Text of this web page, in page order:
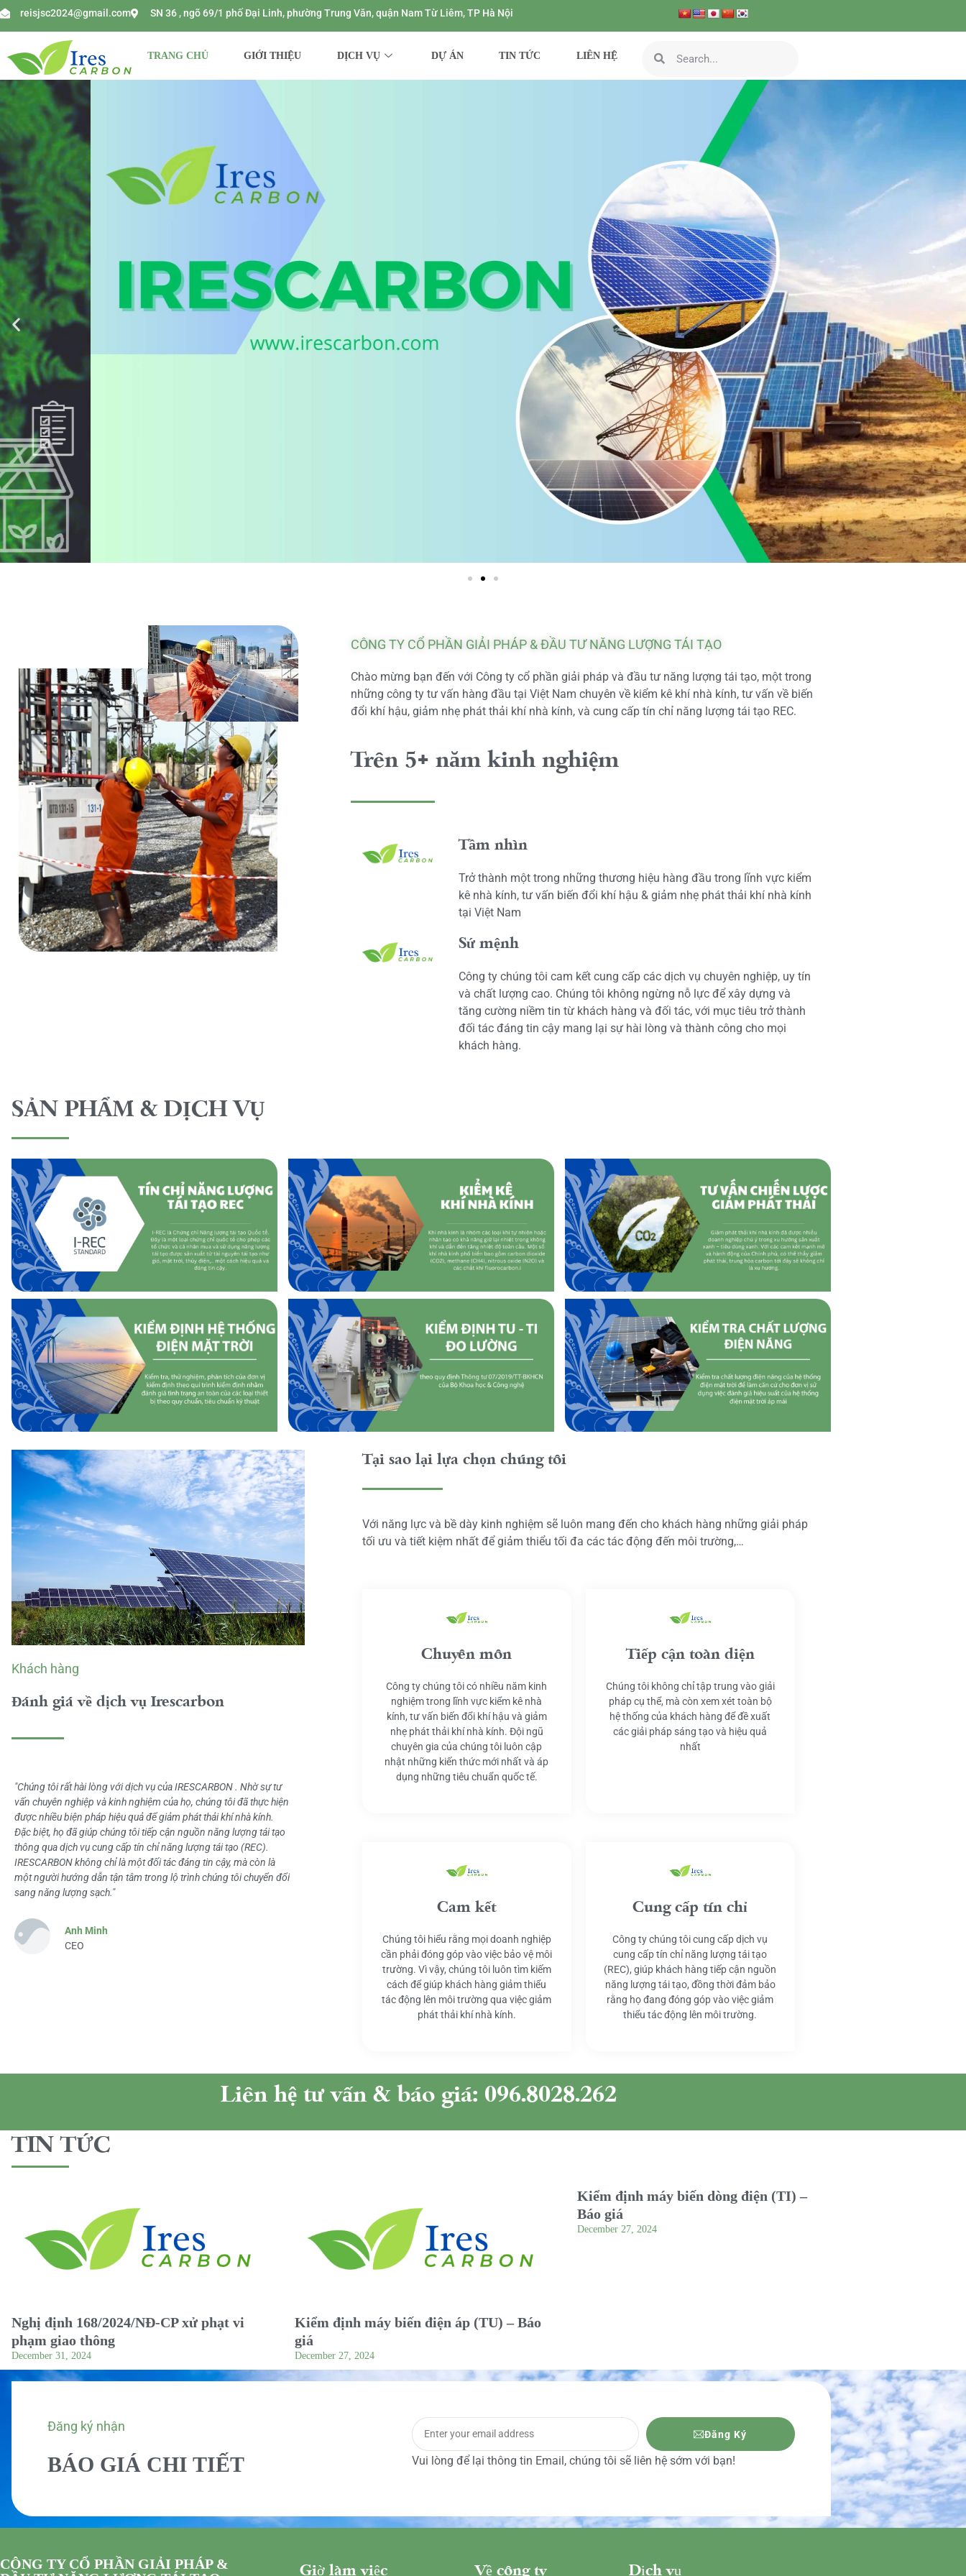
reisjsc2024@gmail.com SN 36 , ngõ 69/1 phố Đại Linh, phường Trung Văn, quận Nam Từ Liêm, TP Hà Nội
TRANG CHỦ GIỚI THIỆU DỊCH VỤ DỰ ÁN TIN TỨC LIÊN HỆ
CÔNG TY CỔ PHẦN GIẢI PHÁP & ĐẦU TƯ NĂNG LƯỢNG TÁI TẠO
Chào mừng bạn đến với Công ty cổ phần giải pháp và đầu tư năng lượng tái tạo, một trong
những công ty tư vấn hàng đầu tại Việt Nam chuyên về kiểm kê khí nhà kính, tư vấn về biến
đổi khí hậu, giảm nhẹ phát thải khí nhà kính, và cung cấp tín chỉ năng lượng tái tạo REC.
Trên 5+ năm kinh nghiệm
Tầm nhìn
Trở thành một trong những thương hiệu hàng đầu trong lĩnh vực kiểm
kê nhà kính, tư vấn biến đổi khí hậu & giảm nhẹ phát thải khí nhà kính
tại Việt Nam
Sứ mệnh
Công ty chúng tôi cam kết cung cấp các dịch vụ chuyên nghiệp, uy tín
và chất lượng cao. Chúng tôi không ngừng nỗ lực để xây dựng và
tăng cường niềm tin từ khách hàng và đối tác, với mục tiêu trở thành
đối tác đáng tin cậy mang lại sự hài lòng và thành công cho mọi
khách hàng.
SẢN PHẨM & DỊCH VỤ
Khách hàng
Đánh giá về dịch vụ Irescarbon
"Chúng tôi rất hài lòng với dịch vụ của IRESCARBON . Nhờ sự tư
vấn chuyên nghiệp và kinh nghiệm của họ, chúng tôi đã thực hiện
được nhiều biện pháp hiệu quả để giảm phát thải khí nhà kính.
Đặc biệt, họ đã giúp chúng tôi tiếp cận nguồn năng lượng tái tạo
thông qua dịch vụ cung cấp tín chỉ năng lượng tái tạo (REC).
IRESCARBON không chỉ là một đối tác đáng tin cậy, mà còn là
một người hướng dẫn tận tâm trong lộ trình chúng tôi chuyển đổi
sang năng lượng sạch."
Anh Minh
CEO
Tại sao lại lựa chọn chúng tôi
Với năng lực và bề dày kinh nghiệm sẽ luôn mang đến cho khách hàng những giải pháp
tối ưu và tiết kiệm nhất để giảm thiểu tối đa các tác động đến môi trường,…
Chuyên môn
Công ty chúng tôi có nhiều năm kinh
nghiệm trong lĩnh vực kiểm kê nhà
kính, tư vấn biến đổi khí hậu và giảm
nhẹ phát thải khí nhà kính. Đội ngũ
chuyên gia của chúng tôi luôn cập
nhật những kiến thức mới nhất và áp
dụng những tiêu chuẩn quốc tế.
Tiếp cận toàn diện
Chúng tôi không chỉ tập trung vào giải
pháp cụ thể, mà còn xem xét toàn bộ
hệ thống của khách hàng để đề xuất
các giải pháp sáng tạo và hiệu quả
nhất
Cam kết
Chúng tôi hiểu rằng mọi doanh nghiệp
cần phải đóng góp vào việc bảo vệ môi
trường. Vì vậy, chúng tôi luôn tìm kiếm
cách để giúp khách hàng giảm thiểu
tác động lên môi trường qua việc giảm
phát thải khí nhà kính.
Cung cấp tín chỉ
Công ty chúng tôi cung cấp dịch vụ
cung cấp tín chỉ năng lượng tái tạo
(REC), giúp khách hàng tiếp cận nguồn
năng lượng tái tạo, đồng thời đảm bảo
rằng họ đang đóng góp vào việc giảm
thiểu tác động lên môi trường.
Liên hệ tư vấn & báo giá: 096.8028.262
TIN TỨC
Nghị định 168/2024/NĐ-CP xử phạt vi
phạm giao thông
December 31, 2024
Kiểm định máy biến điện áp (TU) – Báo
giá
December 27, 2024
Kiểm định máy biến dòng điện (TI) –
Báo giá
December 27, 2024
Đăng ký nhận
BÁO GIÁ CHI TIẾT
Đăng Ký
Vui lòng để lại thông tin Email, chúng tôi sẽ liên hệ sớm với bạn!
CÔNG TY CỔ PHẦN GIẢI PHÁP &
Giờ làm việc Về công ty Dịch vụ